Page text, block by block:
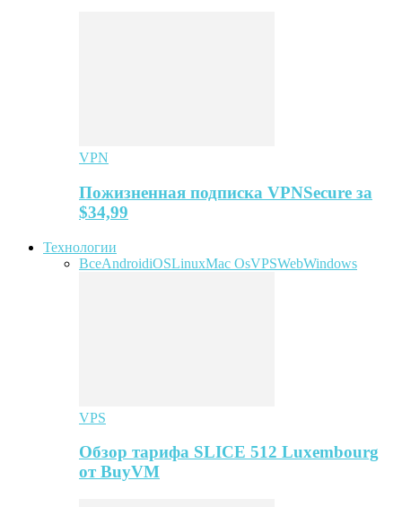
VPN
Пожизненная подписка VPNSecure за
$34,99
Технологии
ВсеAndroidiOSLinuxMac OsVPSWebWindows
VPS
Обзор тарифа SLICE 512 Luxembourg
от BuyVM